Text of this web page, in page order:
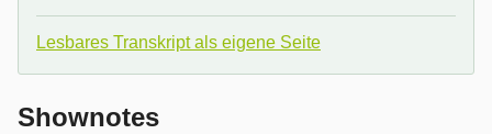
Lesbares Transkript als eigene Seite
Shownotes